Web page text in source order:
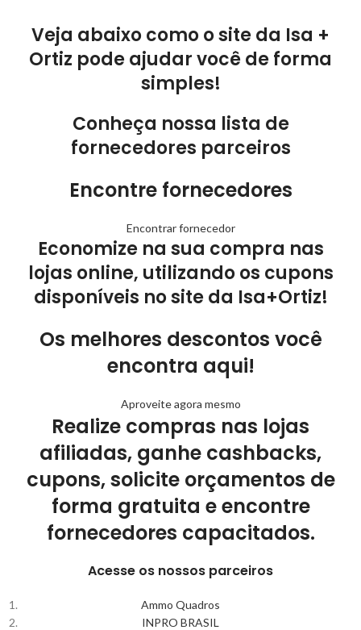
Veja abaixo como o site da Isa +
Ortiz pode ajudar você de forma
simples!
Conheça nossa lista de
fornecedores parceiros
Encontre fornecedores
Encontrar fornecedor
Economize na sua compra nas
lojas online, utilizando os cupons
disponíveis no site da Isa+Ortiz!
Os melhores descontos você
encontra aqui!
Aproveite agora mesmo
Realize compras nas lojas
afiliadas, ganhe cashbacks,
cupons, solicite orçamentos de
forma gratuita e encontre
fornecedores capacitados.
Acesse os nossos parceiros
Ammo Quadros
INPRO BRASIL